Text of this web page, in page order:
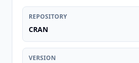
REPOSITORY
CRAN
VERSION